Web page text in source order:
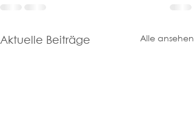
Aktuelle Beiträge Alle ansehen